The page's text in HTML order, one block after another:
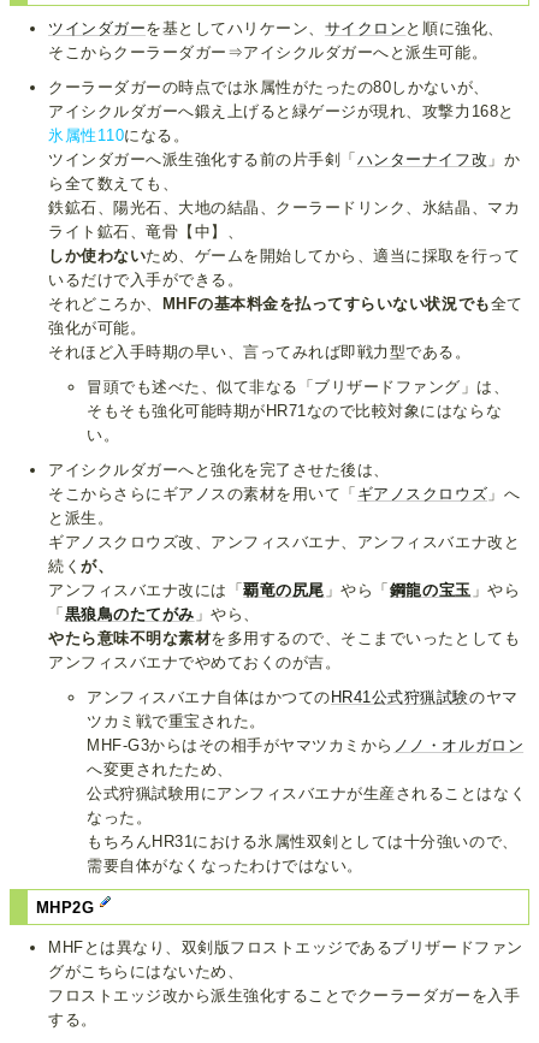
ツインダガーを基としてハリケーン、 サイクロン と順に強化、
そこからクーラーダガー⇒アイシクルダガーへと派生可能。
クーラーダガーの時点では氷属性がたったの80しかないが、
アイシクルダガーへ鍛え上げると緑ゲージが現れ、攻撃力168と
氷属性110になる。
ツインダガーへ派生強化する前の片手剣「 ハンターナイフ改 」か
ら全て数えても、
鉄鉱石、陽光石、大地の結晶、クーラードリンク、氷結晶、マカ
ライト鉱石、竜骨【中】、
しか使わないため、ゲームを開始してから、適当に採取を行って
いるだけで入手ができる。
それどころか、
MHFの基本料金を払ってすらいない状況でも全て
強化が可能。
それほど入手時期の早い、言ってみれば即戦力型である。
冒頭でも述べた、似て非なる「ブリザードファング」は、
そもそも強化可能時期がHR71なので比較対象にはならな
い。
アイシクルダガーへと強化を完了させた後は、
そこからさらにギアノスの素材を用いて「 ギアノスクロウズ 」へ
と派生。
ギアノスクロウズ改、アンフィスバエナ、アンフィスバエナ改と
続くが、
アンフィスバエナ改には「覇竜の尻尾 」やら「 鋼龍の宝玉 」やら
「 黒狼鳥のたてがみ 」やら、
やたら意味不明な素材を多用するので、そこまでいったとしても
アンフィスバエナでやめておくのが吉。
アンフィスバエナ自体はかつての HR41公式狩猟試験のヤマ
ツカミ戦で重宝された。
MHF-G3からはその相手がヤマツカミから ノノ・オルガロン
へ変更されたため、
公式狩猟試験用にアンフィスバエナが生産されることはなく
なった。
もちろんHR31における氷属性双剣としては十分強いので、
需要自体がなくなったわけではない。
MHP2G
MHFとは異なり、双剣版フロストエッジであるブリザードファン
グがこちらにはないため、
フロストエッジ改から派生強化することでクーラーダガーを入手
する。